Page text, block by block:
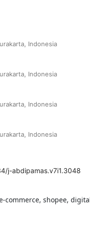
Indonesia
Indonesia
Indonesia
Indonesia
j-abdipamas.v7i1.3048
commerce, shopee,